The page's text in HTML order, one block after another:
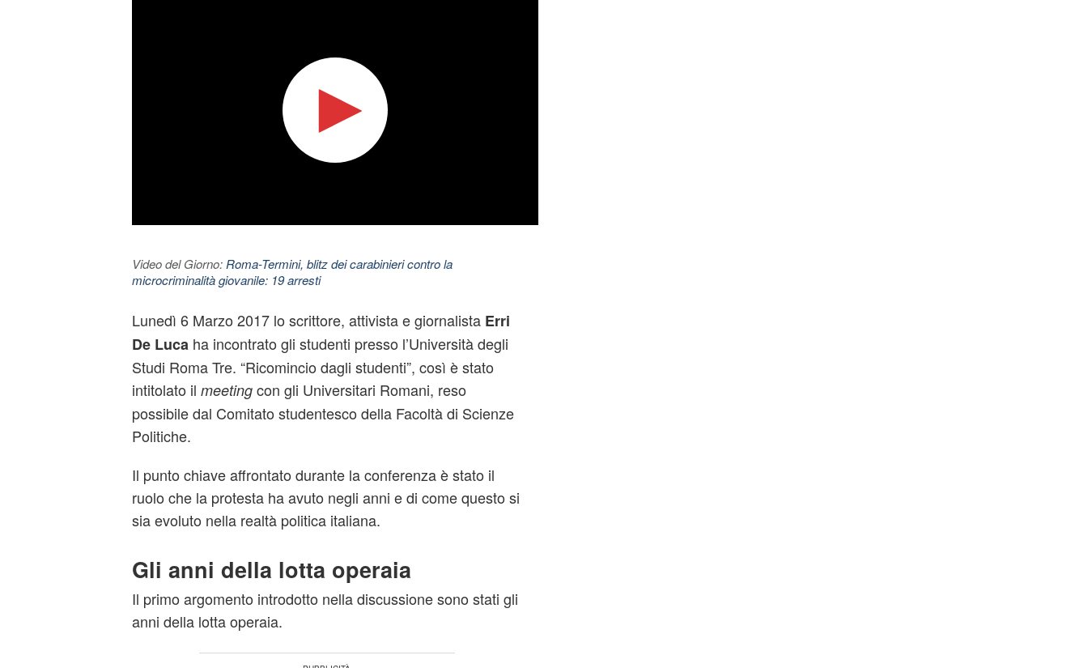
Video del Giorno: Roma-Termini, blitz dei carabinieri contro la
microcriminalità giovanile: 19 arresti
Lunedì 6 Marzo 2017 lo scrittore, attivista e giornalista Erri
De Luca ha incontrato gli studenti presso l’Università degli
Studi Roma Tre. “Ricomincio dagli studenti”, così è stato
intitolato il meetingcon gli Universitari Romani, reso
possibile dal Comitato studentesco della Facoltà di Scienze
Politiche.
Il punto chiave affrontato durante la conferenza è stato il
ruolo che la protesta ha avuto negli anni e di come questo si
sia evoluto nella realtà politica italiana.
Gli anni della lotta operaia
Il primo argomento introdotto nella discussione sono stati gli
anni della lotta operaia.